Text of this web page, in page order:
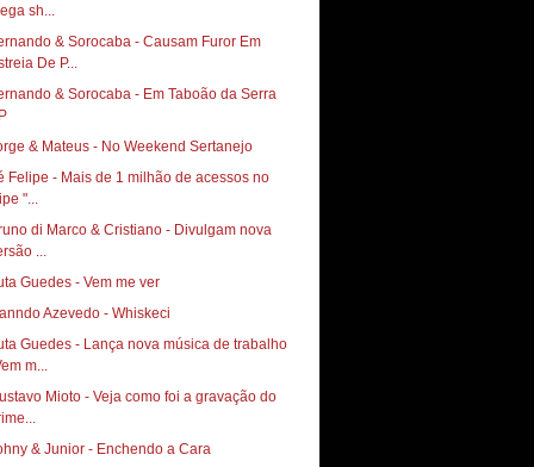
sh...
& Sorocaba - Causam Furor Em
De P...
& Sorocaba - Em Taboão da Serra
& Mateus - No Weekend Sertanejo
Felipe - Mais de 1 milhão de acessos no
"...
di Marco & Cristiano - Divulgam nova
...
Guedes - Vem me ver
Azevedo - Whiskeci
Guedes - Lança nova música de trabalho
m...
Mioto‏ - Veja como foi a gravação do
& Junior - Enchendo a Cara